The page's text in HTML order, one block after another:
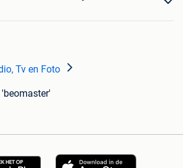
Tv en Foto